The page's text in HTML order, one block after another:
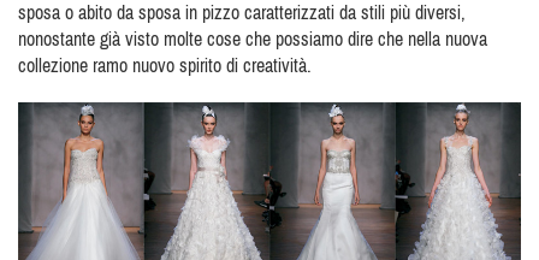
sposa o abito da sposa in pizzo caratterizzati da stili più diversi,
nonostante già visto molte cose che possiamo dire che nella nuova
collezione ramo nuovo spirito di creatività.